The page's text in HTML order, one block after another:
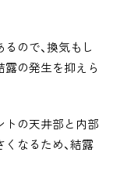
ので、換気もし
露の発生を抑えら
トの天井部と内部
なるため、結露